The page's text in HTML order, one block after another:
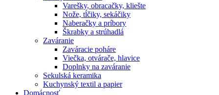
Varešky, obracačky, kliešte
Nože, tĺčiky, sekáčiky
Naberačky a príbory
Škrabky a strúhadlá
Zaváranie
Zaváracie poháre
Viečka, otvárače, hlavice
Doplnky na zaváranie
Sekulská keramika
Kuchynský textil a papier
Domácnosť